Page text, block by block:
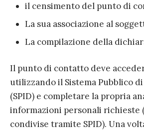
il censimento del punto di
La sua associazione al
La compilazione della
Il punto di contatto deve
utilizzando il Sistema Pubblico
(SPID) e completare la propria
informazioni personali richieste
condivise tramite SPID). Una